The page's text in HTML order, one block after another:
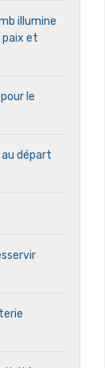
illumine
paix et
le
au départ